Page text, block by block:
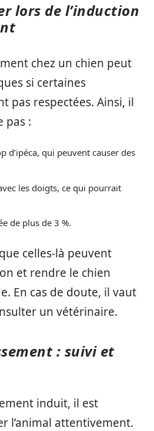
lors de l’induction
chez un chien peut
si certaines
pas respectées. Ainsi, il
pas :
d’ipéca, qui peuvent causer des
les doigts, ce qui pourrait
de plus de 3 %.
celles-là peuvent
et rendre le chien
En cas de doute, il vaut
un vétérinaire.
: suivi et
induit, il est
l’animal attentivement.